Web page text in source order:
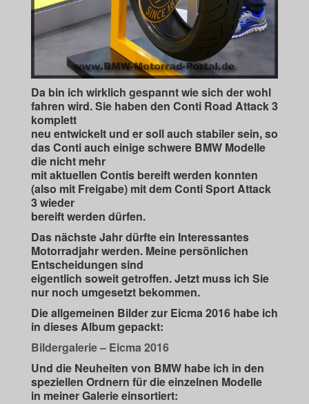
Da bin ich wirklich gespannt wie sich der wohl
fahren wird. Sie haben den Conti Road Attack 3
komplett
neu entwickelt und er soll auch stabiler sein, so
das Conti auch einige schwere BMW Modelle
die nicht mehr
mit aktuellen Contis bereift werden konnten
(also mit Freigabe) mit dem Conti Sport Attack
3 wieder
bereift werden dürfen.
Das nächste Jahr dürfte ein Interessantes
Motorradjahr werden. Meine persönlichen
Entscheidungen sind
eigentlich soweit getroffen. Jetzt muss ich Sie
nur noch umgesetzt bekommen.
Die allgemeinen Bilder zur Eicma 2016 habe ich
in dieses Album gepackt:
Bildergalerie – Eicma 2016
Und die Neuheiten von BMW habe ich in den
speziellen Ordnern für die einzelnen Modelle
in meiner Galerie einsortiert: